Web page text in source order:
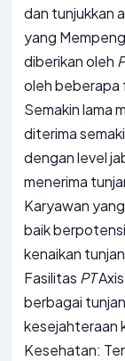
dan tunjukkan
yang
diberikan oleh
oleh beberapa
Semakin lama
diterima
dengan level
menerima
Karyawan
baik
kenaikan
Fasilitas PT
berbagai
kesejahteraan
Kesehatan: